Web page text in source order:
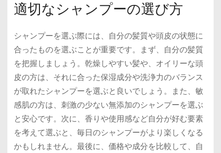
適切なシャンプーの選び方
シャンプーを選ぶ際には、自分の髪質や頭皮の状態に
合ったものを選ぶことが重要です。まず、自分の髪質
を把握しましょう。乾燥しやすい髪や、オイリーな頭
皮の方は、それに合った保湿成分や洗浄力のバランス
が取れたシャンプーを選ぶと良いでしょう。また、敏
感肌の方は、刺激の少ない無添加のシャンプーを選ぶ
と安心です。次に、香りや使用感など自分が好む要素
を考えて選ぶと、毎日のシャンプーがより楽しくなる
かもしれません。最後に、価格や成分を比較して、自